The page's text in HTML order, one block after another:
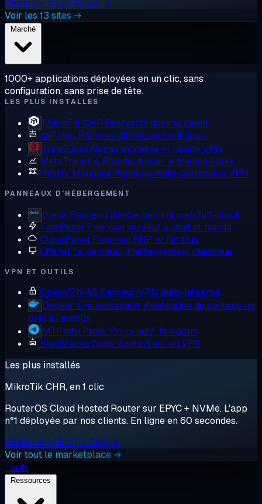
Déployer à Las Vegas →
Voir les 13 sites →
1000+ applications déployées en un clic, sans
configuration, sans prise de tête.
LES PLUS INSTALLÉS
MikroTik CHR RouterOS dans le cloud
aaPanel Panneau d'hébergement léger
WireGuard Noyau moderne et rapide VPN
MetaTrader 4 Standard pour le trading Forex
Hiddify Manager Panneau multi-protocoles VPN
PANNEAUX D'HÉBERGEMENT
Plesk Panneau d'hébergement web full-stack
FastPanel Panneau serveur gratuit et rapide
CloudPanel Panneau PHP et Node.js
cPanel Le panneau d'hébergement classique
VPN ET OUTILS
OpenVPN AS Serveur VPN auto-hébergé
Docker Environnement d'exécution de conteneurs,
prêt à l'emploi
MTProto Proxy Proxy natif Telegram
BlueStacks Apps Android sur un VPS
Les plus installés
MikroTik CHR, en 1 clic
RouterOS Cloud Hosted Router sur EPYC + NVMe. L'app
n°1 déployée par nos clients. En ligne en 60 secondes.
Déployer MikroTik CHR →
Voir tout le marketplace →
Tarifs